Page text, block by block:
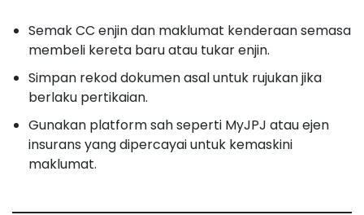
Semak CC enjin dan maklumat kenderaan semasa
membeli kereta baru atau tukar enjin.
Simpan rekod dokumen asal untuk rujukan jika
berlaku pertikaian.
Gunakan platform sah seperti MyJPJ atau ejen
insurans yang dipercayai untuk kemaskini
maklumat.